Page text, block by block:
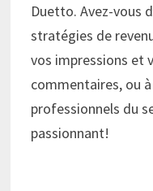
Duetto. Avez-vous
stratégies de
vos impressions et
commentaires, ou
professionnels du
passionnant!